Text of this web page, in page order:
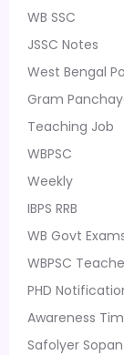
WB SSC
JSSC Notes
West Bengal
Gram
Teaching Job
WBPSC
Weekly
IBPS RRB
WB Govt
WBPSC
PHD
Awareness
Safolyer Sopan